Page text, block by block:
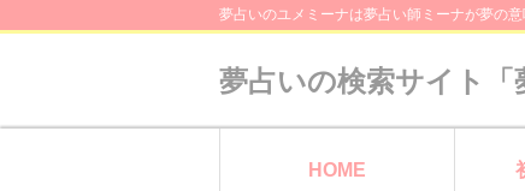
夢占いのユメミーナは夢占い師ミーナが夢の意
夢占いの検索サイト「
HOME